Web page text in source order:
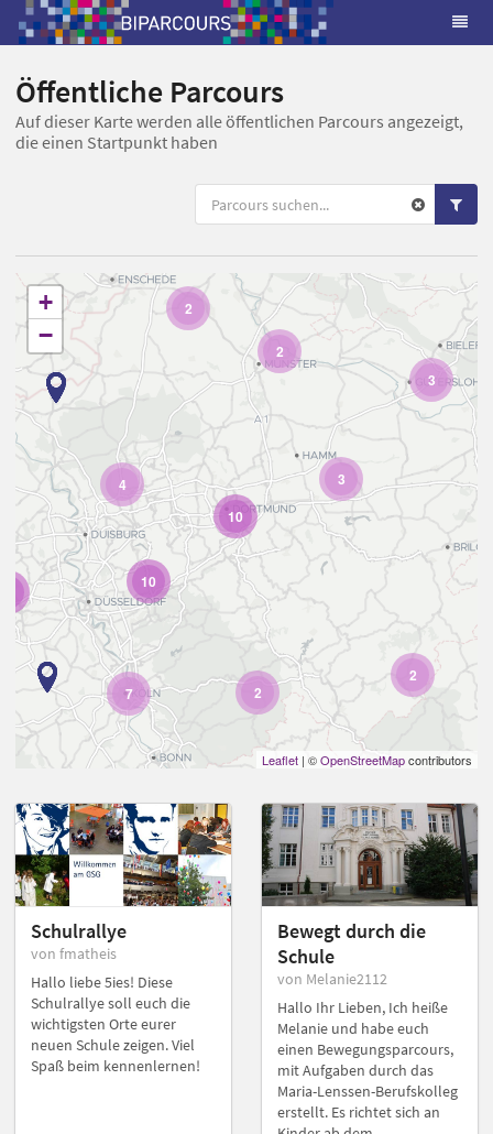
Öffentliche Parcours
Auf dieser Karte werden alle öffentlichen Parcours angezeigt,
die einen Startpunkt haben
2
2
3
3
2
2
7
4
10
10
+
−
Leaflet | ©OpenStreetMapcontributors
Schulrallye
von fmatheis
Hallo liebe 5ies! Diese
Schulrallye soll euch die
wichtigsten Orte eurer
neuen Schule zeigen. Viel
Spaß beim kennenlernen!
Bewegt durch die
Schule
von Melanie2112
Hallo Ihr Lieben, Ich heiße
Melanie und habe euch
einen Bewegungsparcours,
mit Aufgaben durch das
Maria-Lenssen-Berufskolleg
erstellt. Es richtet sich an